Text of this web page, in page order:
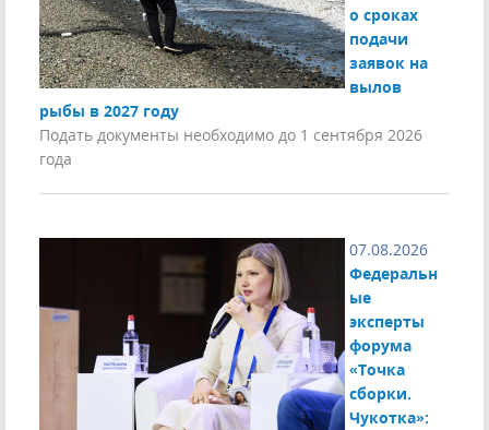
о сроках
подачи
заявок на
вылов
рыбы в 2027 году
Подать документы необходимо до 1 сентября 2026
года
07.08.2026
Федеральн
ые
эксперты
форума
«Точка
сборки.
Чукотка»: